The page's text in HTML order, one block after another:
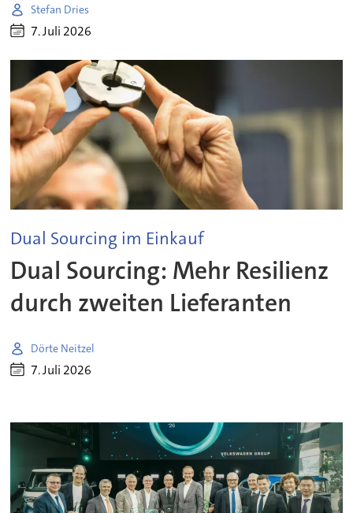
Stefan Dries
7. Juli 2026
Dual Sourcing im Einkauf
Dual Sourcing: Mehr Resilienz
durch zweiten Lieferanten
Dörte Neitzel
7. Juli 2026